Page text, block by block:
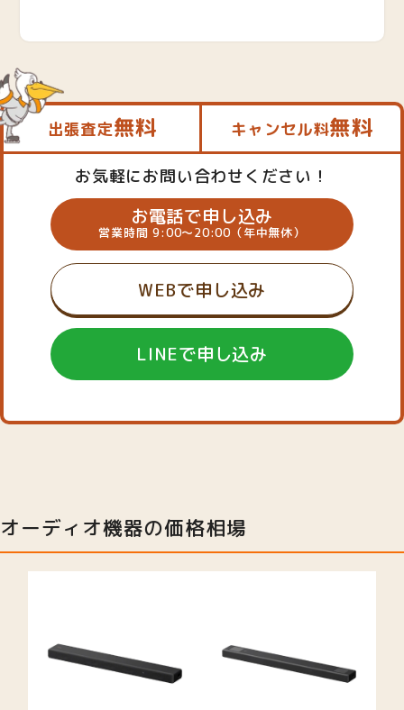
出張査定無料 キャンセル料無料
お気軽にお問い合わせください！
お電話で申し込み
営業時間 9:00～20:00（年中無休）
WEBで申し込み
LINEで申し込み
オーディオ機器の価格相場